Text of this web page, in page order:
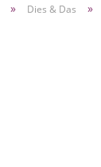
» Dies & Das »